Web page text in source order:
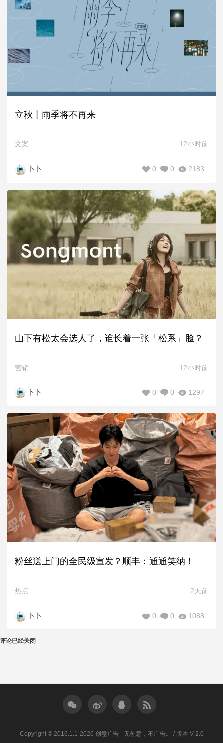
立秋丨雨季将不再来
文案 12小时前
卜卜 2183
0
0
山下有松太会选人了，谁长着一张「松系」脸？
营销 12小时前
卜卜 1297
0
0
粉丝送上门的全民级宣发？顺丰：通通笑纳！
热点 2天前
卜卜 1088
0
0
评论已经关闭
Copyright © 2016.1.1-2026 创意广告 - 无创意，不广告。 / 版本 V 2.0